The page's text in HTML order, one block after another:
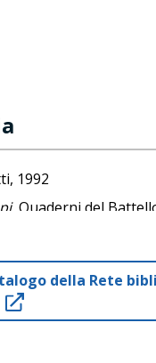
1992
, Quaderni del
Editore, 2000
altre poesie per il teatro
della Rete